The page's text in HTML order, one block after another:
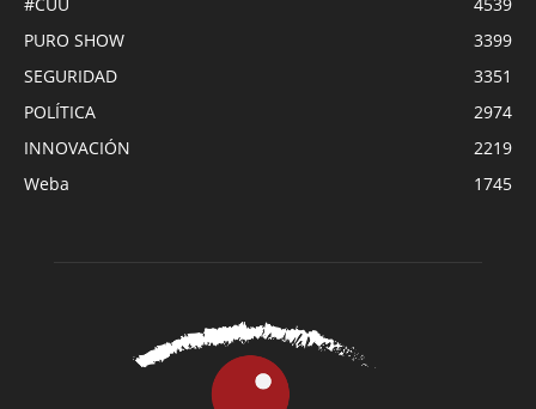
PURO SHOW
3399
SEGURIDAD
3351
POLÍTICA
2974
INNOVACIÓN
2219
Weba
1745